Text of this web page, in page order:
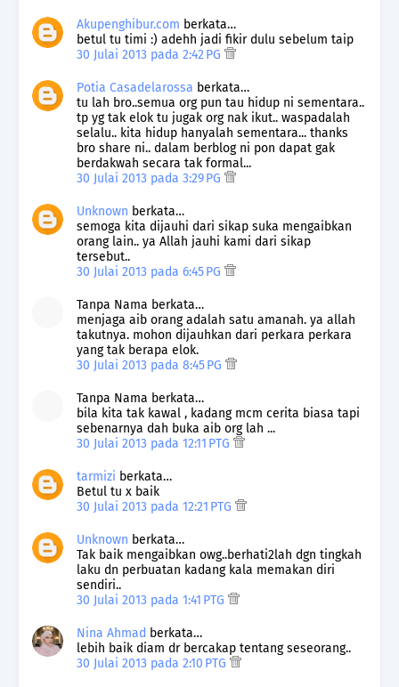
Akupenghibur.com berkata…
betul tu timi :) adehh jadi fikir dulu sebelum taip
30 Julai 2013 pada 2:42 PG
Potia Casadelarossa berkata…
tu lah bro..semua org pun tau hidup ni sementara..
tp yg tak elok tu jugak org nak ikut.. waspadalah
selalu.. kita hidup hanyalah sementara... thanks
bro share ni.. dalam berblog ni pon dapat gak
berdakwah secara tak formal...
30 Julai 2013 pada 3:29 PG
Unknown berkata…
semoga kita dijauhi dari sikap suka mengaibkan
orang lain.. ya Allah jauhi kami dari sikap
tersebut..
30 Julai 2013 pada 6:45 PG
Tanpa Nama berkata…
menjaga aib orang adalah satu amanah. ya allah
takutnya. mohon dijauhkan dari perkara perkara
yang tak berapa elok.
30 Julai 2013 pada 8:45 PG
Tanpa Nama berkata…
bila kita tak kawal , kadang mcm cerita biasa tapi
sebenarnya dah buka aib org lah ...
30 Julai 2013 pada 12:11 PTG
tarmizi berkata…
Betul tu x baik
30 Julai 2013 pada 12:21 PTG
Unknown berkata…
Tak baik mengaibkan owg..berhati2lah dgn tingkah
laku dn perbuatan kadang kala memakan diri
sendiri..
30 Julai 2013 pada 1:41 PTG
Nina Ahmad berkata…
lebih baik diam dr bercakap tentang seseorang..
30 Julai 2013 pada 2:10 PTG